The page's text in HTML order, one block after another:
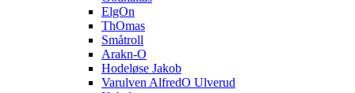
ElgOn
ThOmas
Småtroll
Arakn-O
Hodeløse Jakob
Varulven AlfredO Ulverud